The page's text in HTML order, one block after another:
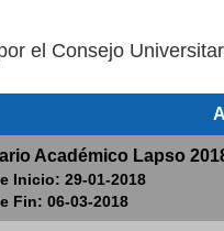
el Consejo
Académico Lapso
Inicio: 29-01-2018
Fin: 06-03-2018